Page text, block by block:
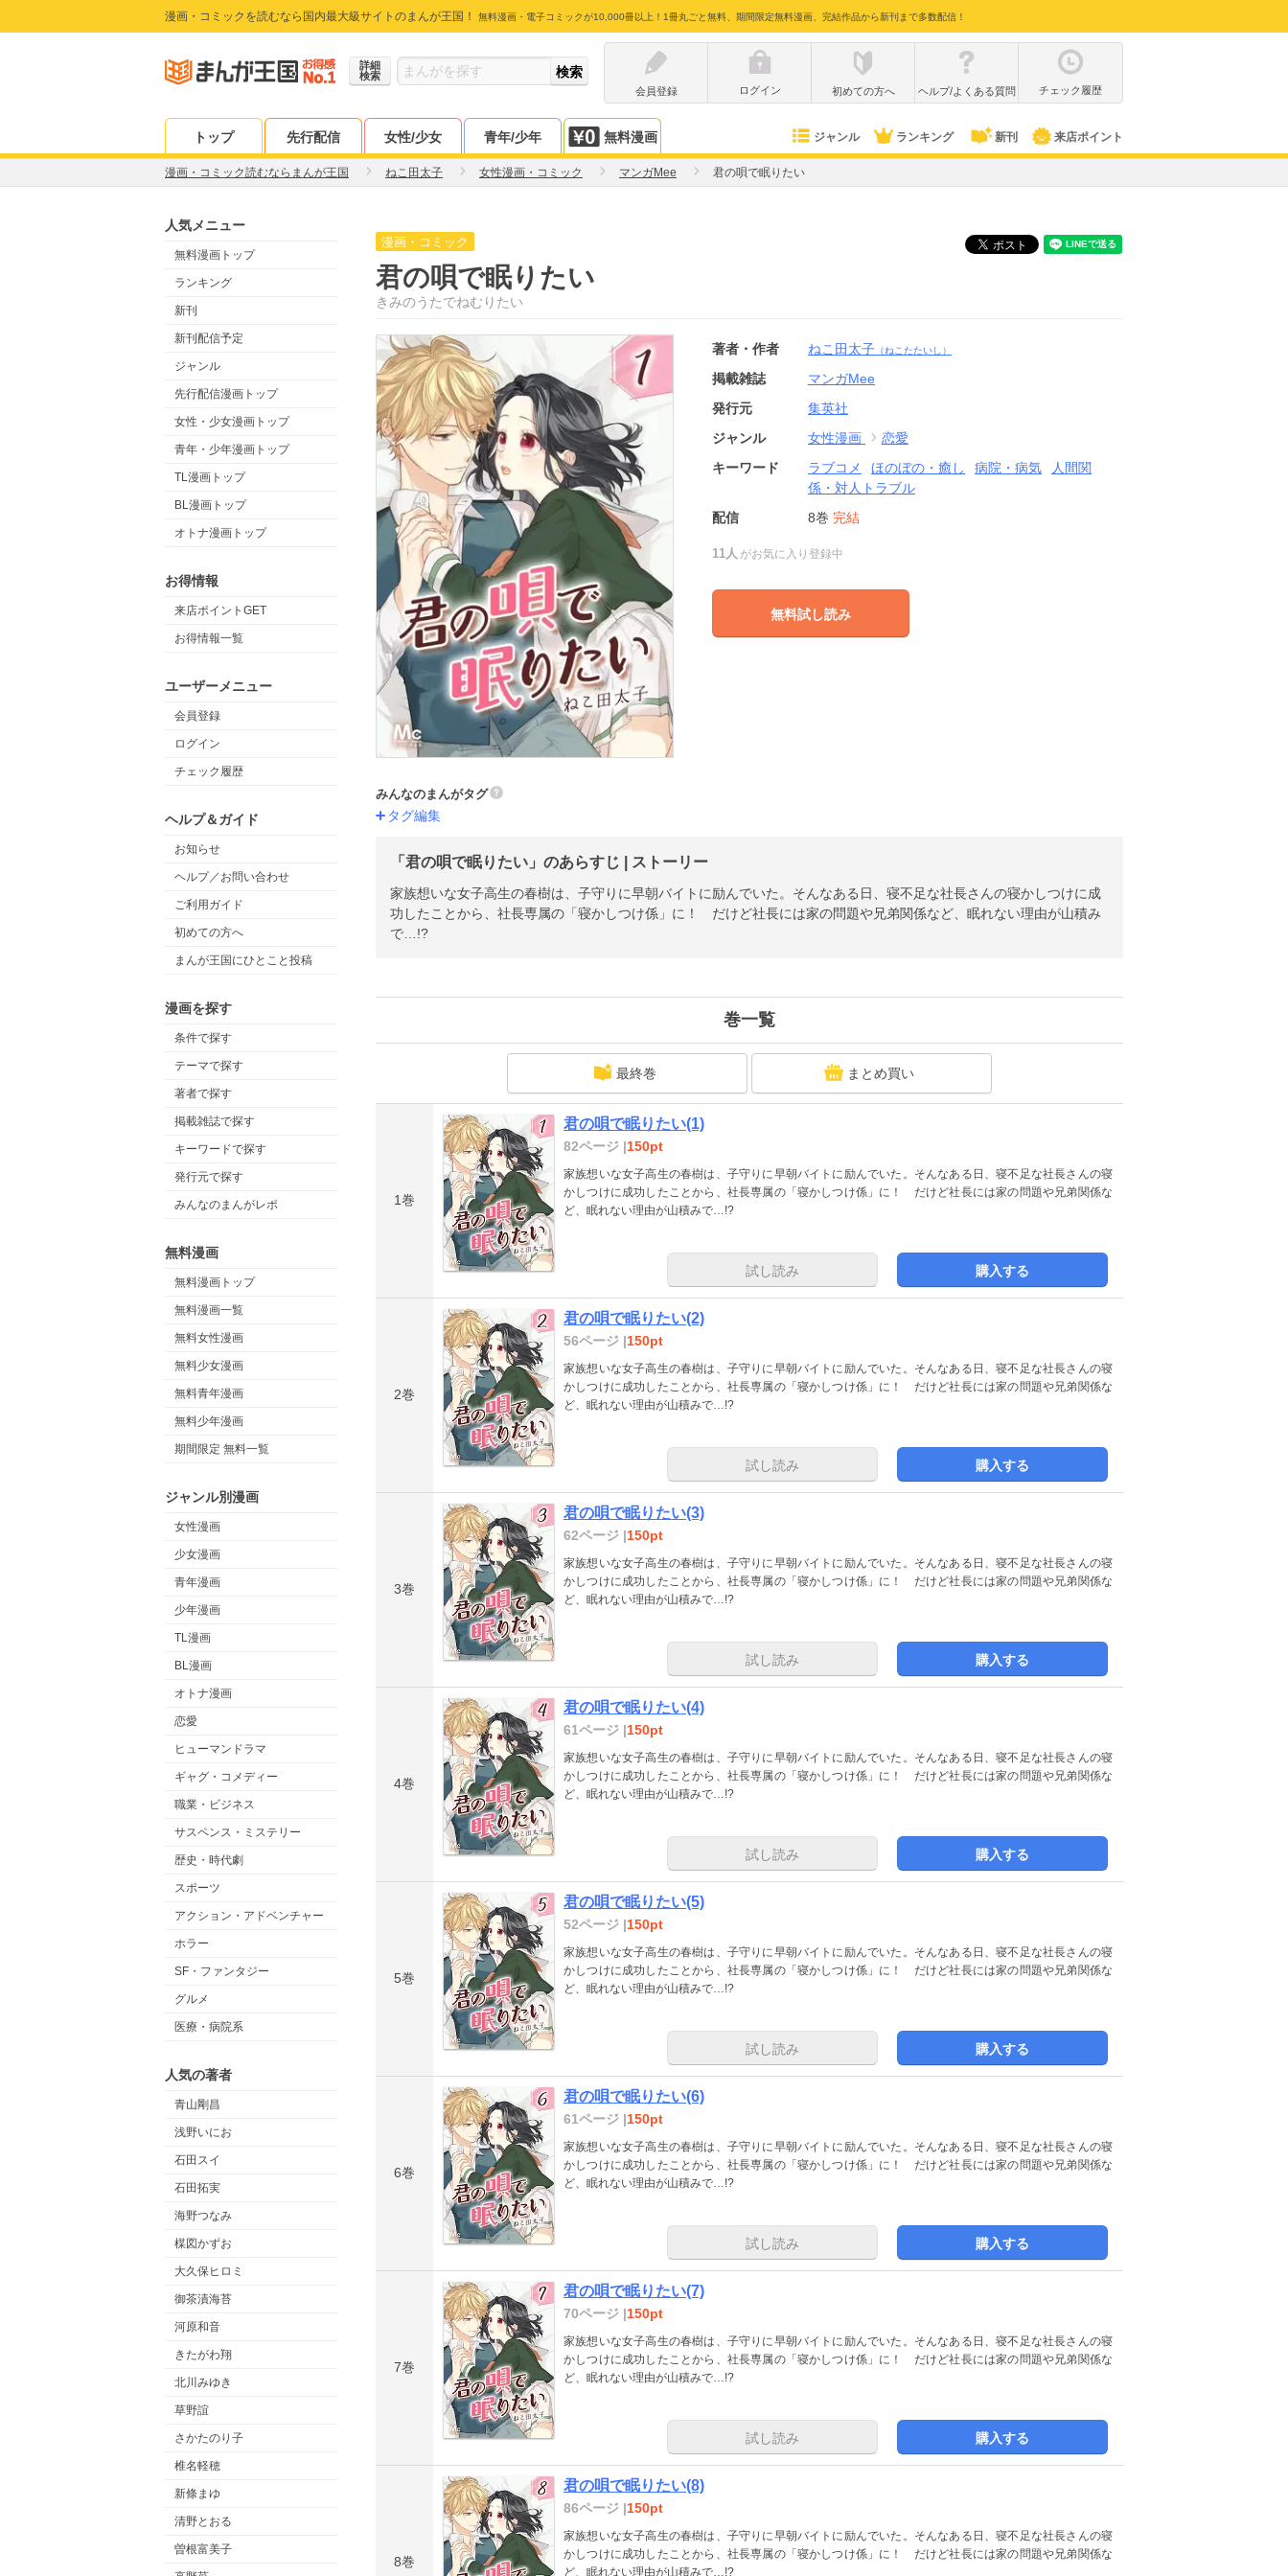
漫画・コミックを読むなら国内最大級サイトのまんが王国！ 無料漫画・電子コミックが10,000冊以上！1冊丸ごと無料、期間限定無料漫画、完結作品から新刊まで多数配信！
詳細
検索
会員登録
ログイン 初めての方へ ヘルプ/よくある質問 チェック履歴
トップ 先行配信 女性/少女 青年/少年 無料漫画 ジャンル ランキング 新刊 来店ポイント
漫画・コミック読むならまんが王国 ねこ田太子 女性漫画・コミック マンガMee 君の唄で眠りたい
人気メニュー
無料漫画トップ
ランキング
新刊
新刊配信予定
ジャンル
先行配信漫画トップ
女性・少女漫画トップ
青年・少年漫画トップ
TL漫画トップ
BL漫画トップ
オトナ漫画トップ
お得情報
来店ポイントGET
お得情報一覧
ユーザーメニュー
会員登録
ログイン
チェック履歴
ヘルプ＆ガイド
お知らせ
ヘルプ／お問い合わせ
ご利用ガイド
初めての方へ
まんが王国にひとこと投稿
漫画を探す
条件で探す
テーマで探す
著者で探す
掲載雑誌で探す
キーワードで探す
発行元で探す
みんなのまんがレポ
無料漫画
無料漫画トップ
無料漫画一覧
無料女性漫画
無料少女漫画
無料青年漫画
無料少年漫画
期間限定 無料一覧
ジャンル別漫画
女性漫画
少女漫画
青年漫画
少年漫画
TL漫画
BL漫画
オトナ漫画
恋愛
ヒューマンドラマ
ギャグ・コメディー
職業・ビジネス
サスペンス・ミステリー
歴史・時代劇
スポーツ
アクション・アドベンチャー
ホラー
SF・ファンタジー
グルメ
医療・病院系
人気の著者
青山剛昌
浅野いにお
石田スイ
石田拓実
海野つなみ
楳図かずお
大久保ヒロミ
御茶漬海苔
河原和音
きたがわ翔
北川みゆき
草野誼
さかたのり子
椎名軽穂
新條まゆ
清野とおる
曽根富美子
漫画・コミック
君の唄で眠りたい
きみのうたでねむりたい
著者・作者 ねこ田太子 （ねこたたいし）
掲載雑誌
マンガMee
発行元
集英社
ジャンル
女性漫画
恋愛
キーワード
ラブコメ ほのぼの・癒し 病院・病気
人間関
係・対人トラブル
配信
8巻 完結
11人 がお気に入り登録中
無料試し読み
みんなのまんがタグ
タグ編集
「君の唄で眠りたい」のあらすじ | ストーリー
家族想いな女子高生の春樹は、子守りに早朝バイトに励んでいた。そんなある日、寝不足な社長さんの寝かしつけに成
功したことから、社長専属の「寝かしつけ係」に！ だけど社長には家の問題や兄弟関係など、眠れない理由が山積み
で…!?
巻一覧
最終巻 まとめ買い
1巻
君の唄で眠りたい(1)
82ページ |150pt
家族想いな女子高生の春樹は、子守りに早朝バイトに励んでいた。そんなある日、寝不足な社長さんの寝
かしつけに成功したことから、社長専属の「寝かしつけ係」に！ だけど社長には家の問題や兄弟関係な
ど、眠れない理由が山積みで…!?
試し読み 購入する
2巻
君の唄で眠りたい(2)
56ページ |150pt
家族想いな女子高生の春樹は、子守りに早朝バイトに励んでいた。そんなある日、寝不足な社長さんの寝
かしつけに成功したことから、社長専属の「寝かしつけ係」に！ だけど社長には家の問題や兄弟関係な
ど、眠れない理由が山積みで…!?
試し読み 購入する
3巻
君の唄で眠りたい(3)
62ページ |150pt
家族想いな女子高生の春樹は、子守りに早朝バイトに励んでいた。そんなある日、寝不足な社長さんの寝
かしつけに成功したことから、社長専属の「寝かしつけ係」に！ だけど社長には家の問題や兄弟関係な
ど、眠れない理由が山積みで…!?
試し読み 購入する
4巻
君の唄で眠りたい(4)
61ページ |150pt
家族想いな女子高生の春樹は、子守りに早朝バイトに励んでいた。そんなある日、寝不足な社長さんの寝
かしつけに成功したことから、社長専属の「寝かしつけ係」に！ だけど社長には家の問題や兄弟関係な
ど、眠れない理由が山積みで…!?
試し読み 購入する
5巻
君の唄で眠りたい(5)
52ページ |150pt
家族想いな女子高生の春樹は、子守りに早朝バイトに励んでいた。そんなある日、寝不足な社長さんの寝
かしつけに成功したことから、社長専属の「寝かしつけ係」に！ だけど社長には家の問題や兄弟関係な
ど、眠れない理由が山積みで…!?
試し読み 購入する
6巻
君の唄で眠りたい(6)
61ページ |150pt
家族想いな女子高生の春樹は、子守りに早朝バイトに励んでいた。そんなある日、寝不足な社長さんの寝
かしつけに成功したことから、社長専属の「寝かしつけ係」に！ だけど社長には家の問題や兄弟関係な
ど、眠れない理由が山積みで…!?
試し読み 購入する
7巻
君の唄で眠りたい(7)
70ページ |150pt
家族想いな女子高生の春樹は、子守りに早朝バイトに励んでいた。そんなある日、寝不足な社長さんの寝
かしつけに成功したことから、社長専属の「寝かしつけ係」に！ だけど社長には家の問題や兄弟関係な
ど、眠れない理由が山積みで…!?
試し読み 購入する
8巻
君の唄で眠りたい(8)
86ページ |150pt
家族想いな女子高生の春樹は、子守りに早朝バイトに励んでいた。そんなある日、寝不足な社長さんの寝
かしつけに成功したことから、社長専属の「寝かしつけ係」に！ だけど社長には家の問題や兄弟関係な
ど、眠れない理由が山積みで…!?